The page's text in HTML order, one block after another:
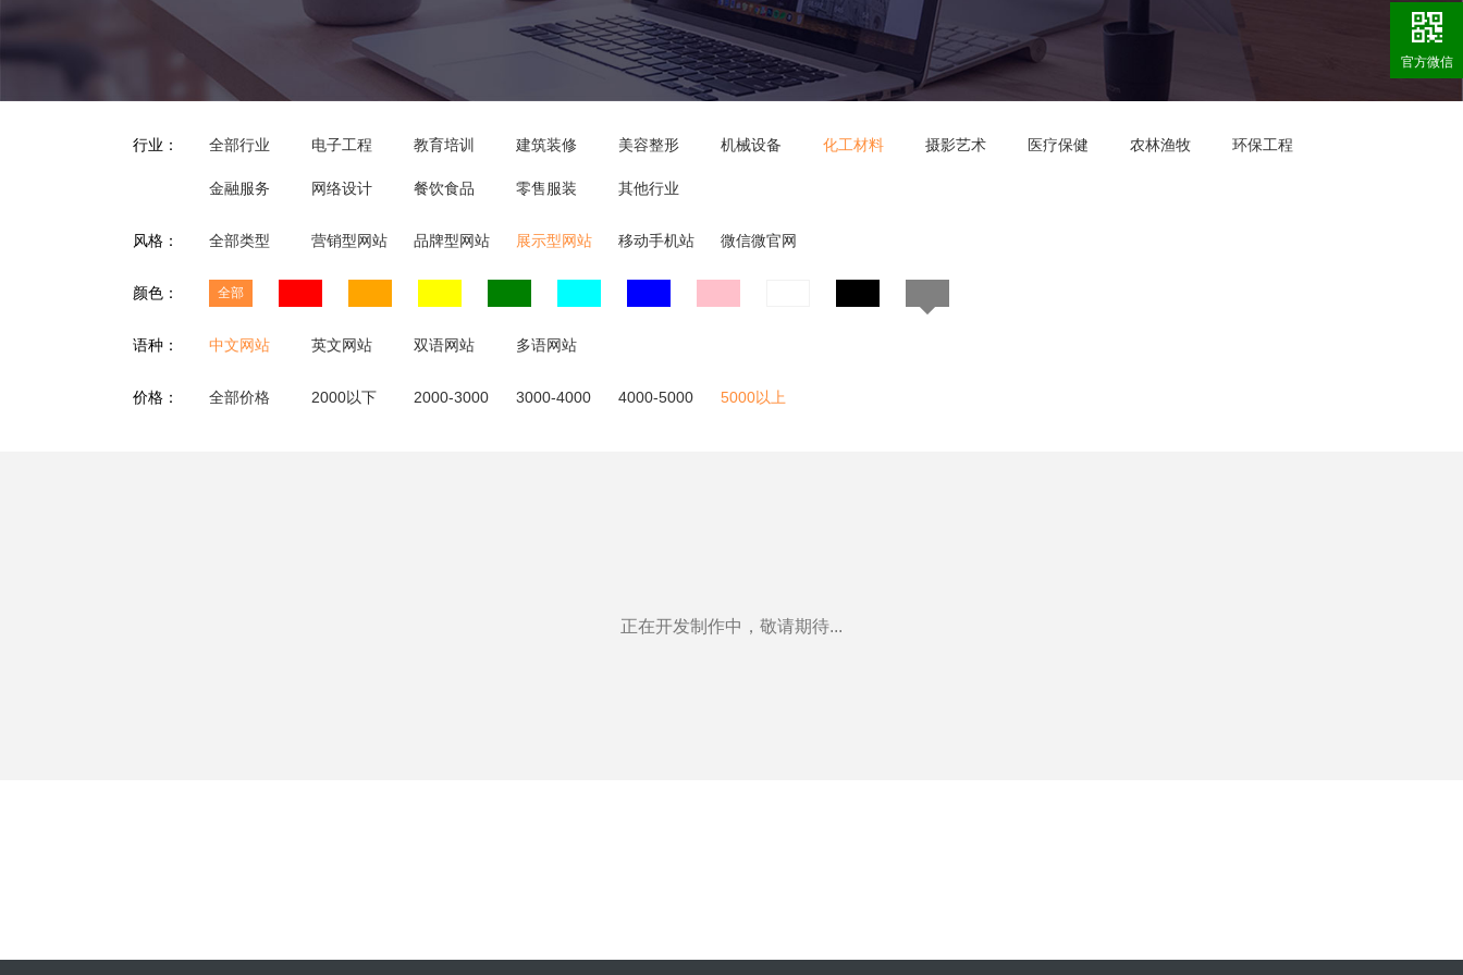
行业： 全部行业 电子工程 教育培训 建筑装修 美容整形 机械设备 化工材料 摄影艺术 医疗保健 农林渔牧 环保工程
金融服务 网络设计 餐饮食品 零售服装 其他行业
风格： 全部类型 营销型网站 品牌型网站 展示型网站 移动手机站 微信微官网
颜色： 全部
语种： 中文网站 英文网站 双语网站 多语网站
价格： 全部价格 2000以下 2000-3000 3000-4000 4000-5000 5000以上
正在开发制作中，敬请期待...
官方微信